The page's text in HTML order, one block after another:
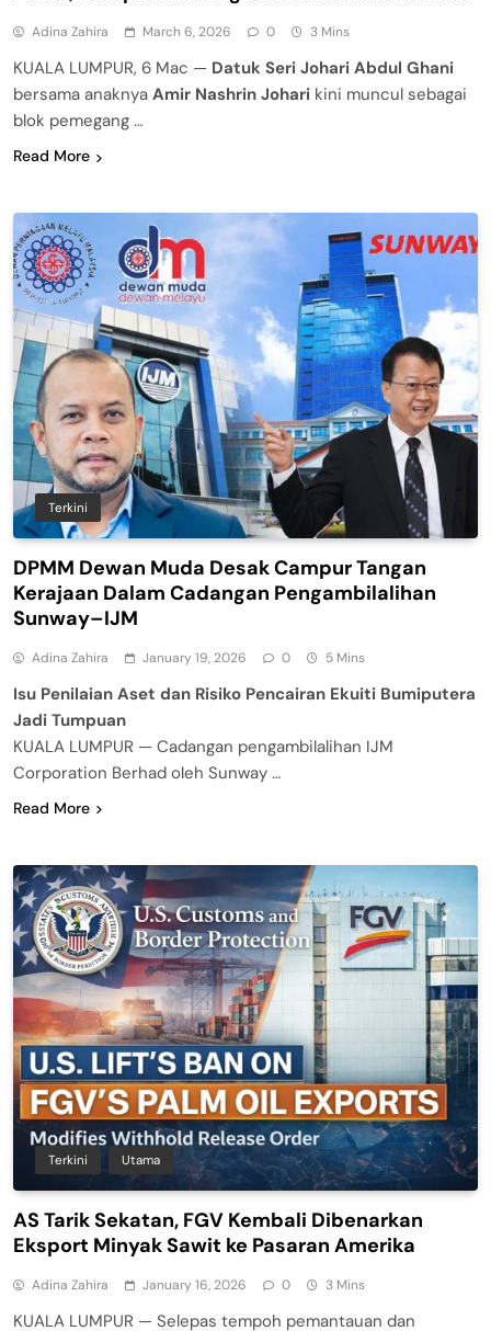
Adina Zahira March 6, 2026 0 3 Mins
KUALA LUMPUR, 6 Mac — Datuk Seri Johari Abdul Ghani
bersama anaknya Amir Nashrin Johari kini muncul sebagai
blok pemegang …
Read More
Terkini
DPMM Dewan Muda Desak Campur Tangan
Kerajaan Dalam Cadangan Pengambilalihan
Sunway–IJM
Adina Zahira January 19, 2026 0 5 Mins
Isu Penilaian Aset dan Risiko Pencairan Ekuiti Bumiputera
Jadi Tumpuan
KUALA LUMPUR — Cadangan pengambilalihan IJM
Corporation Berhad oleh Sunway …
Read More
Terkini Utama
AS Tarik Sekatan, FGV Kembali Dibenarkan
Eksport Minyak Sawit ke Pasaran Amerika
Adina Zahira January 16, 2026 0 3 Mins
KUALA LUMPUR — Selepas tempoh pemantauan dan